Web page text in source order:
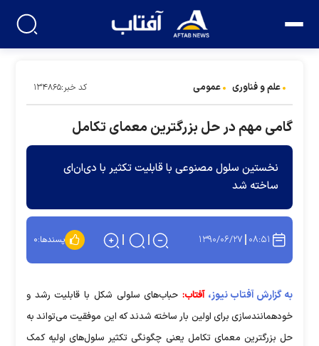
علم و فناوری عمومی کد خبر:۱۳۴۸۶۵
گامی مهم در حل بزرگترين معمای تكامل
نخستين سلول مصنوعی با قابليت تكثير با دی‌ان‌ای
ساخته شد
۰۸:۵۱ ۱۳۹۰/۰۶/۲۷ پسندها:۰
به گزارش آفتاب نیوز، آفتاب: حباب‌های سلولی شکل با قابلیت رشد و
خودهمانندسازی برای اولین بار ساخته‌ شدند که این موفقیت می‌تواند به
حل بزرگترین معمای تکامل یعنی چگونگی تکثیر سلول‌های اولیه کمک